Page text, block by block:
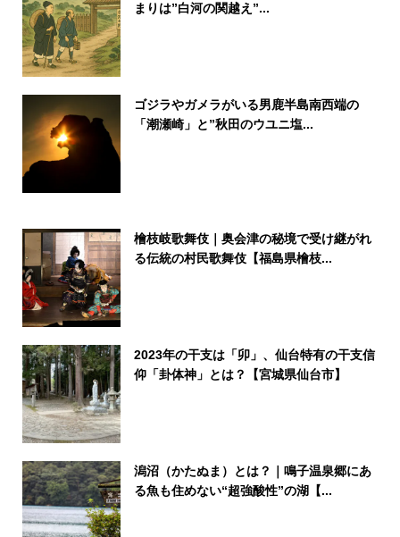
まりは”白河の関越え”...
ゴジラやガメラがいる男鹿半島南西端の
「潮瀬崎」と”秋田のウユニ塩...
檜枝岐歌舞伎｜奥会津の秘境で受け継がれ
る伝統の村民歌舞伎【福島県檜枝...
2023年の干支は「卯」、仙台特有の干支信
仰「卦体神」とは？【宮城県仙台市】
潟沼（かたぬま）とは？｜鳴子温泉郷にあ
る魚も住めない“超強酸性”の湖【...